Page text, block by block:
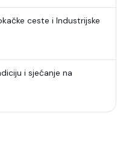
ceste i Industrijske
i sjećanje na